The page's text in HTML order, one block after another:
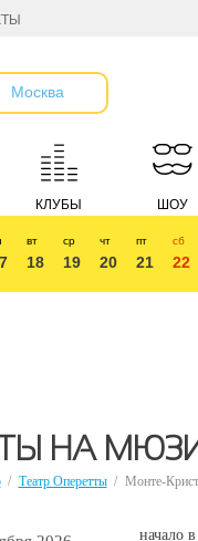
Москва
КЛУБЫ ШОУ
вт
18
ср
19
чт
20
пт
21
сб
22
НА
/ Театр Оперетты / Монте-
начало в